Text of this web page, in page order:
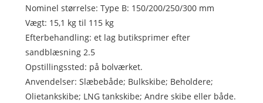
Nominel størrelse: Type B: 150/200/250/300 mm
Vægt: 15,1 kg til 115 kg
Efterbehandling: et lag butiksprimer efter
sandblæsning 2.5
Opstillingssted: på bolværket.
Anvendelser: Slæbebåde; Bulkskibe; Beholdere;
Olietankskibe; LNG tankskibe; Andre skibe eller både.